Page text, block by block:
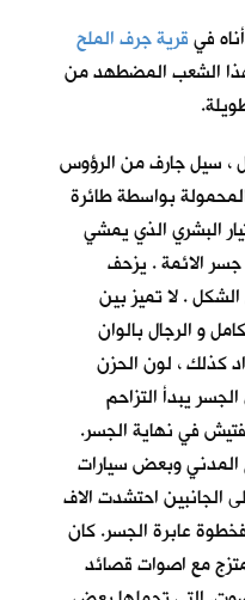
فيقرية جرف الملح
هذا الشعب المضطهد من
، سيل جارف من الرؤوس
بواسطة طائرة
البشري الذي يمشي
الائمة . يزحف
. لا تميز بين
و الرجال بالوان
كذلك ، لون الحزن
يبدأ التزاحم
في نهاية الجسر.
المدني وبعض سيارات
الجانبين احتشدت الاف
عابرة الجسر. كان
مع اصوات قصائد